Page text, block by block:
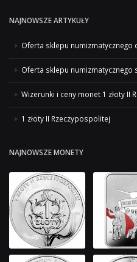
NAJNOWSZE ARTYKUŁY
Oferta sklepu numizmatycznego
Oferta sklepu numizmatycznego
Wizerunki i ceny monet 1 złoty II
1 złoty II Rzeczypospolitej
NAJNOWSZE MONETY